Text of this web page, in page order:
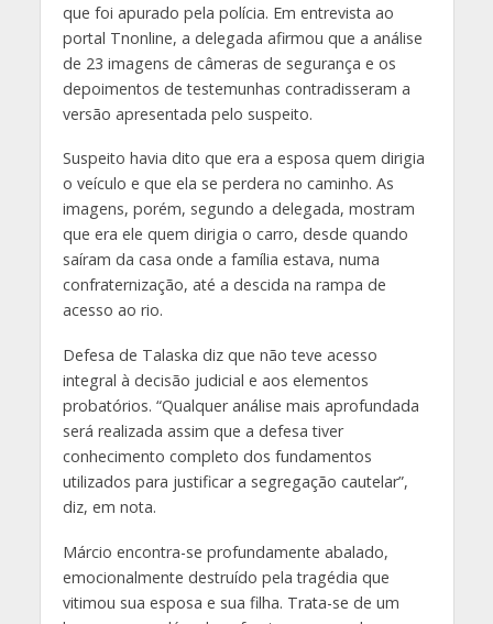
que foi apurado pela polícia. Em entrevista ao
portal Tnonline, a delegada afirmou que a análise
de 23 imagens de câmeras de segurança e os
depoimentos de testemunhas contradisseram a
versão apresentada pelo suspeito.
Suspeito havia dito que era a esposa quem dirigia
o veículo e que ela se perdera no caminho. As
imagens, porém, segundo a delegada, mostram
que era ele quem dirigia o carro, desde quando
saíram da casa onde a família estava, numa
confraternização, até a descida na rampa de
acesso ao rio.
Defesa de Talaska diz que não teve acesso
integral à decisão judicial e aos elementos
probatórios. “Qualquer análise mais aprofundada
será realizada assim que a defesa tiver
conhecimento completo dos fundamentos
utilizados para justificar a segregação cautelar”,
diz, em nota.
Márcio encontra-se profundamente abalado,
emocionalmente destruído pela tragédia que
vitimou sua esposa e sua filha. Trata-se de um